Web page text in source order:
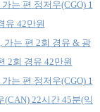
는 편 정저우(CGO) 1
유 42만원
가는 편 2회 경유 & 광
2회 경유 42만원
는 편 정저우(CGO) 1
22시간 45분(익